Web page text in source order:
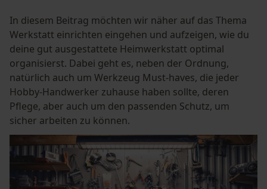
In diesem Beitrag möchten wir näher auf das Thema
Werkstatt einrichten eingehen und aufzeigen, wie du
deine gut ausgestattete Heimwerkstatt optimal
organisierst. Dabei geht es, neben der Ordnung,
natürlich auch um Werkzeug Must-haves, die jeder
Hobby-Handwerker zuhause haben sollte, deren
Pflege, aber auch um den passenden Schutz, um
sicher arbeiten zu können.